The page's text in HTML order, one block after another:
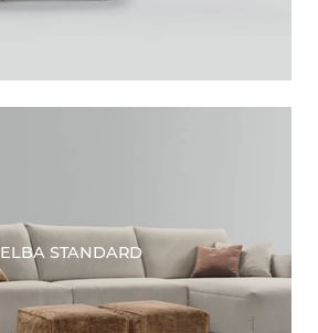
ELBA STANDARD